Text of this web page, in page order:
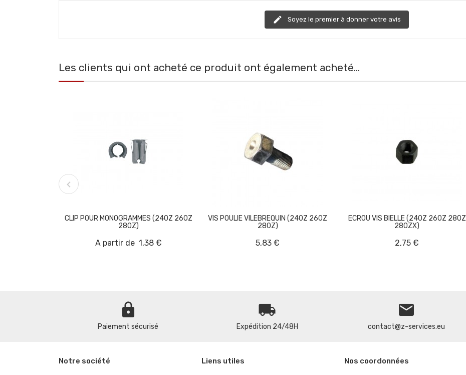
edit Soyez le premier à donner votre avis
Les clients qui ont acheté ce produit ont également acheté...

CLIP POUR MONOGRAMMES (240Z 260Z
280Z)
A partir de 1,38 €

VIS POULIE VILEBREQUIN (240Z 260Z
280Z)
5,83 €

ECROU VIS BIELLE (240Z 260Z 280Z
280ZX)
2,75 €
lock
Paiement sécurisé
local_shipping
Expédition 24/48H
email
contact@z-services.eu
Notre société Liens utiles Nos coordonnées